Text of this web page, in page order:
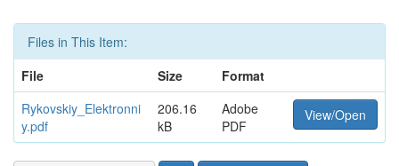
Files in This Item:
File
Size
Format
Rykovskiy_Elektronni
y.pdf
206.16
kB
Adobe
PDF
View/Open